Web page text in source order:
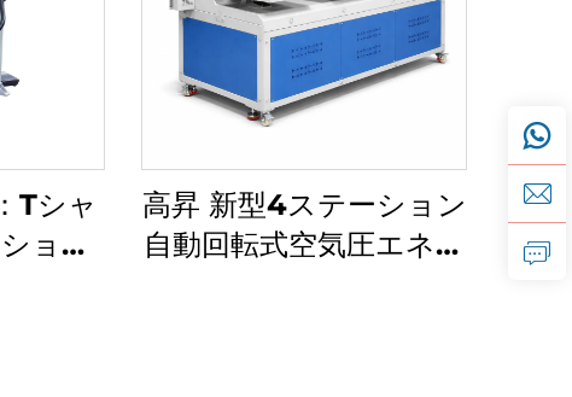
Tシャ
ョン
高昇 新型4ステーション
自動回転式空気圧エネル